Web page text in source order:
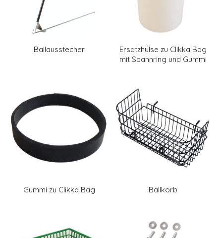
Ballausstecher
Ersatzhülse zu Clikka Bag
mit Spannring und Gummi
Gummi zu Clikka Bag Ballkorb